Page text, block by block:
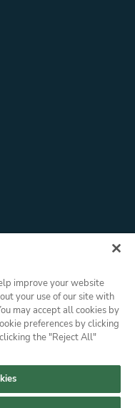
プレス
Corporation. All Rights
Gobain High Performance
improve your website
your use of our site with
may accept all cookies by
preferences by clicking
the "Reject All"